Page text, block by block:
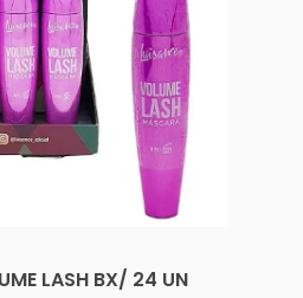
a
LASH BX/ 24 UN